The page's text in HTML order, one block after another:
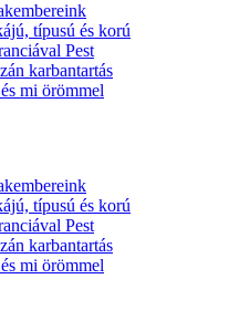
típusú és korú
Pest
karbantartás
mi örömmel
típusú és korú
Pest
karbantartás
mi örömmel